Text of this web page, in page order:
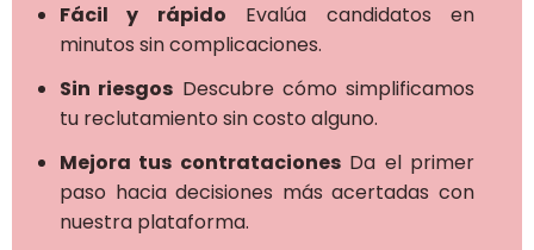
Fácil y rápido Evalúa candidatos en
minutos sin complicaciones.
Sin riesgos Descubre cómo simplificamos
tu reclutamiento sin costo alguno.
Mejora tus contratacionesDa el primer
paso hacia decisiones más acertadas con
nuestra plataforma.